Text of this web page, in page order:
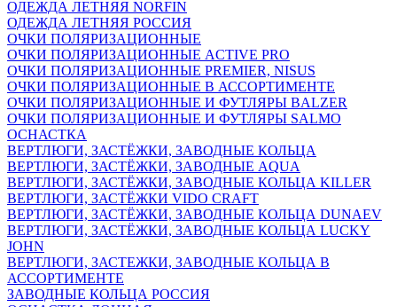
ОДЕЖДА ЛЕТНЯЯ NORFIN
ОДЕЖДА ЛЕТНЯЯ РОССИЯ
ОЧКИ ПОЛЯРИЗАЦИОННЫЕ
ОЧКИ ПОЛЯРИЗАЦИОННЫЕ ACTIVE PRO
ОЧКИ ПОЛЯРИЗАЦИОННЫЕ PREMIER, NISUS
ОЧКИ ПОЛЯРИЗАЦИОННЫЕ В АССОРТИМЕНТЕ
ОЧКИ ПОЛЯРИЗАЦИОННЫЕ И ФУТЛЯРЫ BALZER
ОЧКИ ПОЛЯРИЗАЦИОННЫЕ И ФУТЛЯРЫ SALMO
ОСНАСТКА
ВЕРТЛЮГИ, ЗАСТЁЖКИ, ЗАВОДНЫЕ КОЛЬЦА
ВЕРТЛЮГИ, ЗАСТЁЖКИ, ЗАВОДНЫЕ AQUA
ВЕРТЛЮГИ, ЗАСТЁЖКИ, ЗАВОДНЫЕ КОЛЬЦА KILLER
ВЕРТЛЮГИ, ЗАСТЁЖКИ VIDO CRAFT
ВЕРТЛЮГИ, ЗАСТЁЖКИ, ЗАВОДНЫЕ КОЛЬЦА DUNAEV
ВЕРТЛЮГИ, ЗАСТЁЖКИ, ЗАВОДНЫЕ КОЛЬЦА LUCKY
JOHN
ВЕРТЛЮГИ, ЗАСТЕЖКИ, ЗАВОДНЫЕ КОЛЬЦА В
АССОРТИМЕНТЕ
ЗАВОДНЫЕ КОЛЬЦА РОССИЯ